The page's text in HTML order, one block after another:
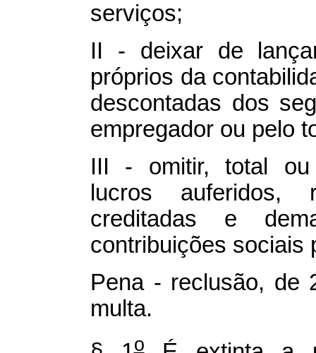
serviços;
II - deixar de
próprios da
descontadas dos
empregador ou pelo
III - omitir, total ou
lucros auferidos,
creditadas e
contribuições sociais
Pena - reclusão, de
multa.
o